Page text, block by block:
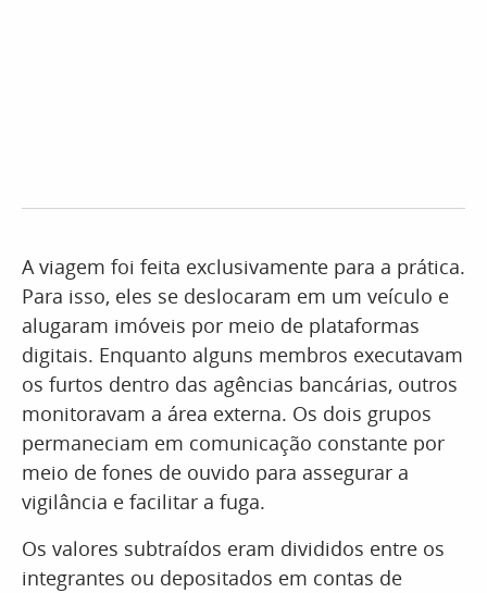
A viagem foi feita exclusivamente para a prática.
Para isso, eles se deslocaram em um veículo e
alugaram imóveis por meio de plataformas
digitais. Enquanto alguns membros executavam
os furtos dentro das agências bancárias, outros
monitoravam a área externa. Os dois grupos
permaneciam em comunicação constante por
meio de fones de ouvido para assegurar a
vigilância e facilitar a fuga.
Os valores subtraídos eram divididos entre os
integrantes ou depositados em contas de